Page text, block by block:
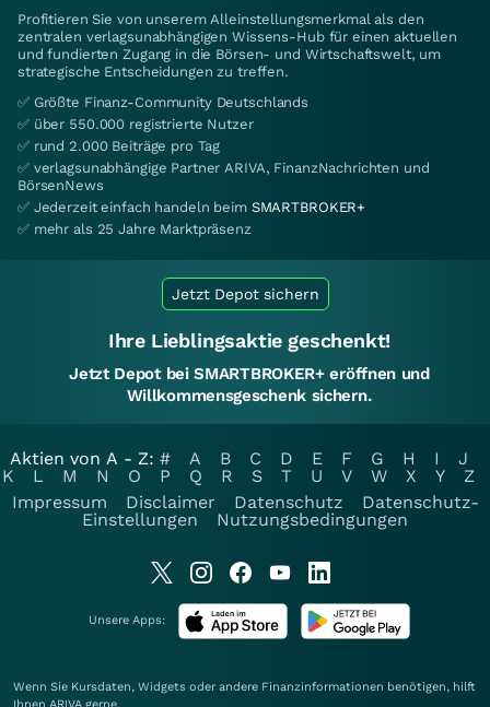
Profitieren Sie von unserem Alleinstellungsmerkmal als den
zentralen verlagsunabhängigen Wissens-Hub für einen aktuellen
und fundierten Zugang in die Börsen- und Wirtschaftswelt, um
strategische Entscheidungen zu treffen.
✅ Größte Finanz-Community Deutschlands
✅ über 550.000 registrierte Nutzer
✅ rund 2.000 Beiträge pro Tag
✅ verlagsunabhängige Partner ARIVA, FinanzNachrichten und
BörsenNews
✅ Jederzeit einfach handeln beim SMARTBROKER+
✅ mehr als 25 Jahre Marktpräsenz
Jetzt Depot sichern
Ihre Lieblingsaktie geschenkt!
Jetzt Depot bei SMARTBROKER+ eröffnen und
Willkommensgeschenk sichern.
Aktien von A - Z: # A B C D E F G H I
J
K
L M N O P Q R S T U V W X Y
Z
Impressum
Disclaimer Datenschutz
Datenschutz-
Einstellungen
Nutzungsbedingungen
Unsere Apps:
Wenn Sie Kursdaten, Widgets oder andere Finanzinformationen benötigen, hilft